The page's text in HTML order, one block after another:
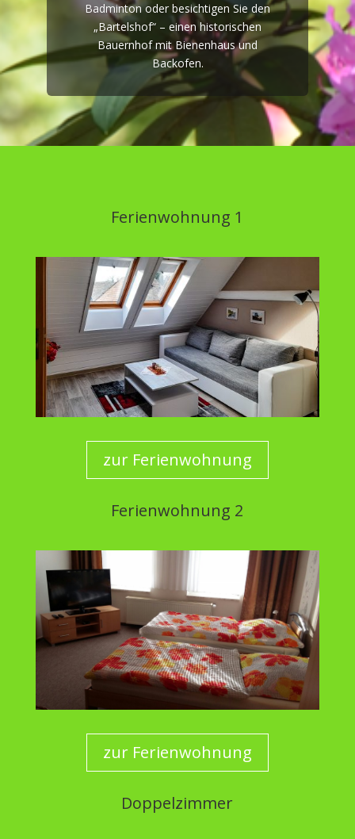
Badminton oder besichtigen Sie den
„Bartelshof“ – einen historischen
Bauernhof mit Bienenhaus und
Backofen.
Ferienwohnung 1
zur Ferienwohnung
Ferienwohnung 2
zur Ferienwohnung
Doppelzimmer